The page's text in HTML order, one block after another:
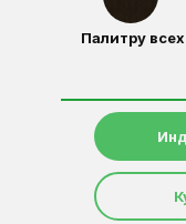
Палитру